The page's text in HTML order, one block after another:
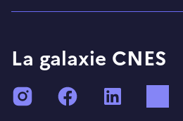
La galaxie CNES
InstagramFacebook